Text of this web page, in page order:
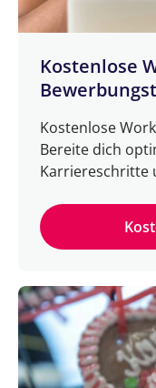
Kostenlose
Kostenlose
Bereite dich
Karriereschritte